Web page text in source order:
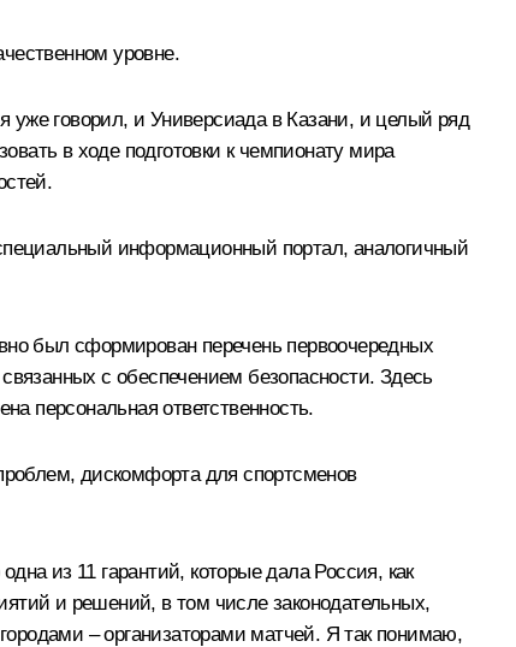
уровне.
говорил, и Универсиада в Казани, и целый ряд
в ходе подготовки к чемпионату мира
информационный портал, аналогичный
был сформирован перечень первоочередных
с обеспечением безопасности. Здесь
персональная ответственность.
дискомфорта для спортсменов
из 11 гарантий, которые дала Россия, как
и решений, в том числе законодательных,
– организаторами матчей. Я так понимаю,